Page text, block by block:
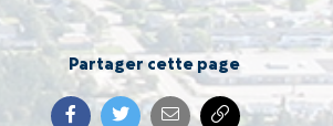
Partager cette page